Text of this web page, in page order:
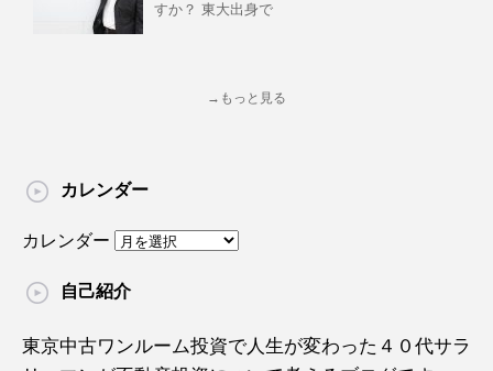
すか？ 東大出身で
→もっと見る
カレンダー
カレンダー
自己紹介
東京中古ワンルーム投資で人生が変わった４０代サラ